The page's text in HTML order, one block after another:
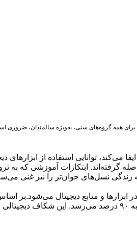
برای همه گروه‌های سنی، به‌ویژه سالمندان، ضروری
توانایی استفاده از
زندگی نسل‌های جوان‌تر را نیز غنی
۴۲ درصد از سالمندان از رسانه‌های اجتماعی استفاده می‌کنند، در